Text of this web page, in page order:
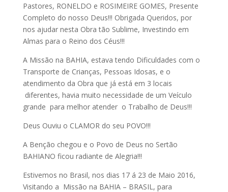
Pastores, RONELDO e ROSIMEIRE GOMES, Presente
Completo do nosso Deus!!! Obrigada Queridos, por
nos ajudar nesta Obra tão Sublime, Investindo em
Almas para o Reino dos Céus!!!
A Missão na BAHIA, estava tendo Dificuldades com o
Transporte de Crianças, Pessoas Idosas, e o
atendimento da Obra que já está em 3 locais
diferentes, havia muito necessidade de um Veículo
grande para melhor atender o Trabalho de Deus!!!
Deus Ouviu o CLAMOR do seu POVO!!!
A Benção chegou e o Povo de Deus no Sertão
BAHIANO ficou radiante de Alegria!!!
Estivemos no Brasil, nos dias 17 á 23 de Maio 2016,
Visitando a Missão na BAHIA – BRASIL, para